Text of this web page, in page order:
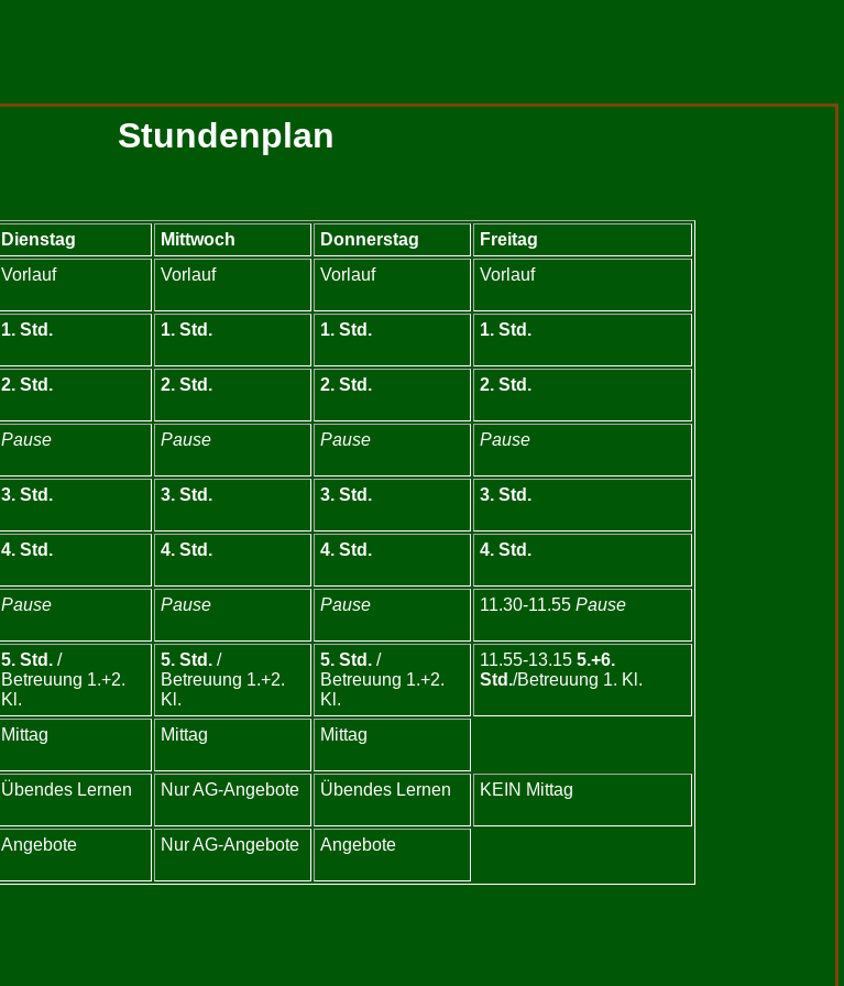
Stundenplan
Dienstag Mittwoch Donnerstag
Freitag
Vorlauf Vorlauf Vorlauf Vorlauf
1. Std. 1. Std. 1. Std. 1. Std.
2. Std. 2. Std. 2. Std. 2. Std.
Pause Pause Pause Pause
3. Std. 3. Std. 3. Std. 3. Std.
4. Std. 4. Std. 4. Std. 4. Std.
Pause Pause Pause 11.30-11.55 Pause
5. Std. /
Betreuung 1.+2.
Kl.
5. Std. /
Betreuung 1.+2.
Kl.
5. Std. /
Betreuung 1.+2.
Kl.
11.55-13.15 5.+6.
Std./Betreuung 1. Kl.
Mittag Mittag Mittag
Übendes Lernen Nur AG-Angebote Übendes Lernen KEIN Mittag
Angebote Nur AG-Angebote Angebote